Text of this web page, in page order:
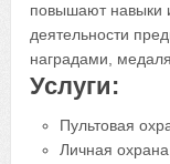
повышают навыки
деятельности
наградами,
Услуги:
Пультовая
Личная